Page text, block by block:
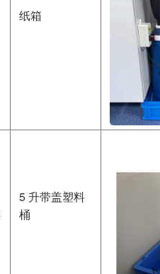
纸箱
5 升带盖塑料
桶